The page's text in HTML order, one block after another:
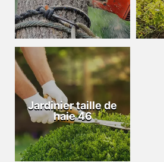
Jardinier taille de
haie 46